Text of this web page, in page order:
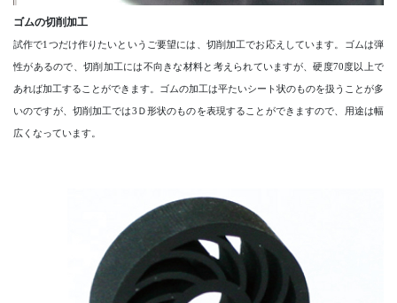
ゴムの切削加工
試作で1つだけ作りたいというご要望には、切削加工でお応えしています。ゴムは弾
性があるので、切削加工には不向きな材料と考えられていますが、硬度70度以上で
あれば加工することができます。ゴムの加工は平たいシート状のものを扱うことが多
いのですが、切削加工では3Ｄ形状のものを表現することができますので、用途は幅
広くなっています。